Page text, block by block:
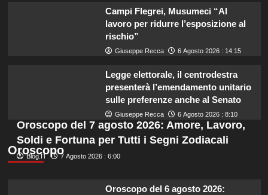
Campi Flegrei, Musumeci “Al
lavoro per ridurre l’esposizione al
rischio”
Giuseppe Recca 6 Agosto 2026 : 14:15
Legge elettorale, il centrodestra
presenterà l’emendamento unitario
sulle preferenze anche al Senato
Giuseppe Recca 6 Agosto 2026 : 8:10
Oroscopo
Oroscopo del 7 agosto 2026: Amore, Lavoro,
Soldi e Fortuna per Tutti i Segni Zodiacali
Blog.IT 7 Agosto 2026 : 6:00
Oroscopo del 6 agosto 2026: